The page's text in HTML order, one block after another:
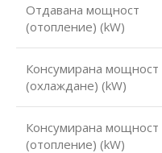
Отдавана мощност
(отопление) (kW)
Консумирана мощност
(охлаждане) (kW)
Консумирана мощност
(отопление) (kW)